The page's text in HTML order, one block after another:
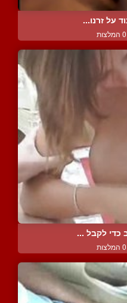
על זרנו...
0 המלצות
כדי לקבל ...
0 המלצות